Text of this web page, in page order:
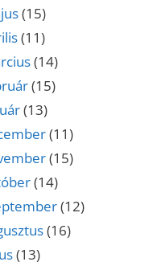
(15)
(11)
(14)
(15)
(13)
(11)
(15)
(14)
(12)
(16)
(13)